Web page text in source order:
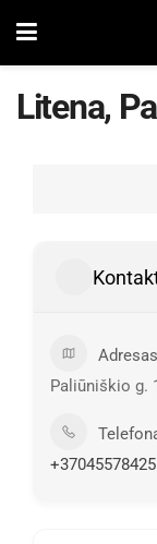
Litena,
Adresas
Paliūniškio g.
+37045578425